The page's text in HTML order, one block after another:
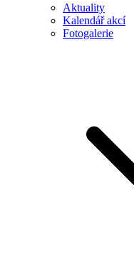
Aktuality
Kalendář akcí
Fotogalerie